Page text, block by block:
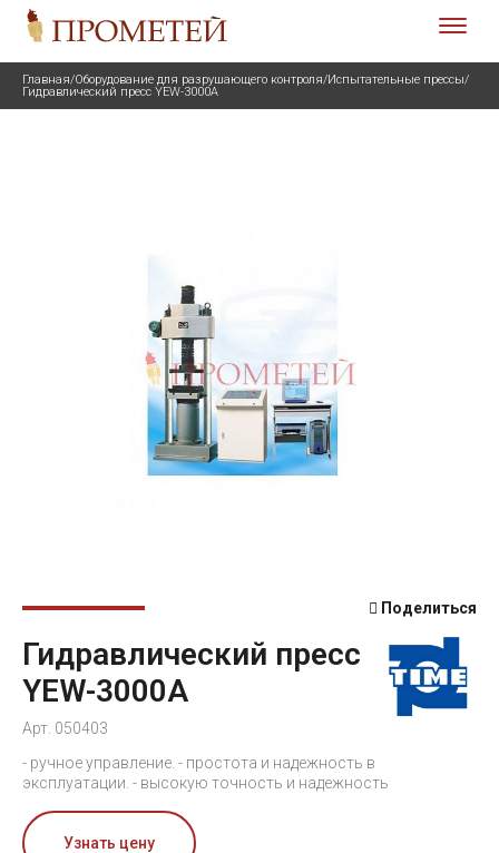
Главная/Оборудование для разрушающего контроля/Испытательные прессы/
Гидравлический пресс YEW-3000А
Поделиться
Гидравлический пресс
YEW-3000А
Арт. 050403
- ручное управление. - простота и надежность в
эксплуатации. - высокую точность и надежность
Узнать цену